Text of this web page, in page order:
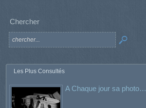
Chercher
Les Plus Consultés
A Chaque jour sa photo…